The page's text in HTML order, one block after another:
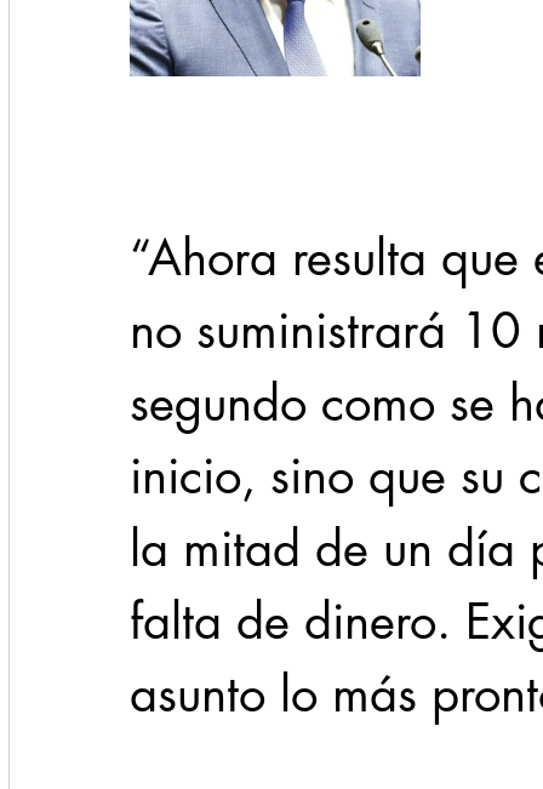
“Ahora resulta
no suministrará
segundo como se
inicio, sino que su
la mitad de un día
falta de dinero.
asunto lo más